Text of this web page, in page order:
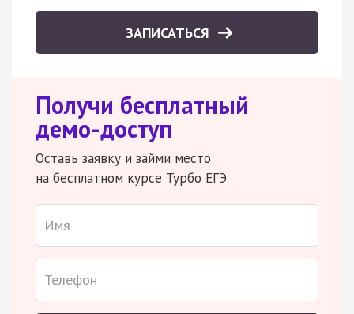
ЗАПИСАТЬСЯ
Получи бесплатный
демо-доступ
Оставь заявку и займи место
на бесплатном курсе Турбо ЕГЭ